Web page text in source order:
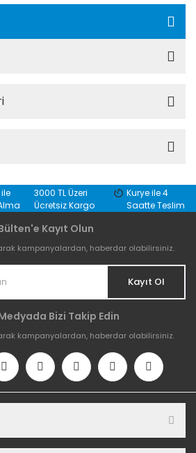
3000 TL Üzeri
Ücretsiz Kargo
Kurye ile 4
Saatte Teslim
Kayıt Olun
kampanyalardan, haberdar olabilirsiniz.
Kayıt Ol
Bizi Takip Edin
kampanyalardan, haberdar olabilirsiniz.